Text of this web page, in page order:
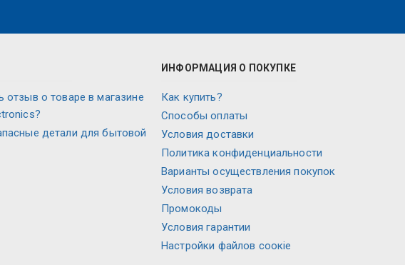
отзыв о товаре в магазине
детали для бытовой
ИНФОРМАЦИЯ О ПОКУПКЕ
Как купить?
Способы оплаты
Условия доставки
Политика конфиденциальности
Варианты осуществления покупок
Условия возврата
Промокоды
Условия гарантии
Настройки файлов соокіе